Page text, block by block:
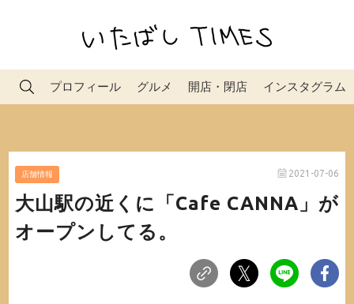
プロフィール グルメ 開店・閉店 インスタグラム
店舗情報 2021-07-06
大山駅の近くに「Cafe CANNA」が
オープンしてる。